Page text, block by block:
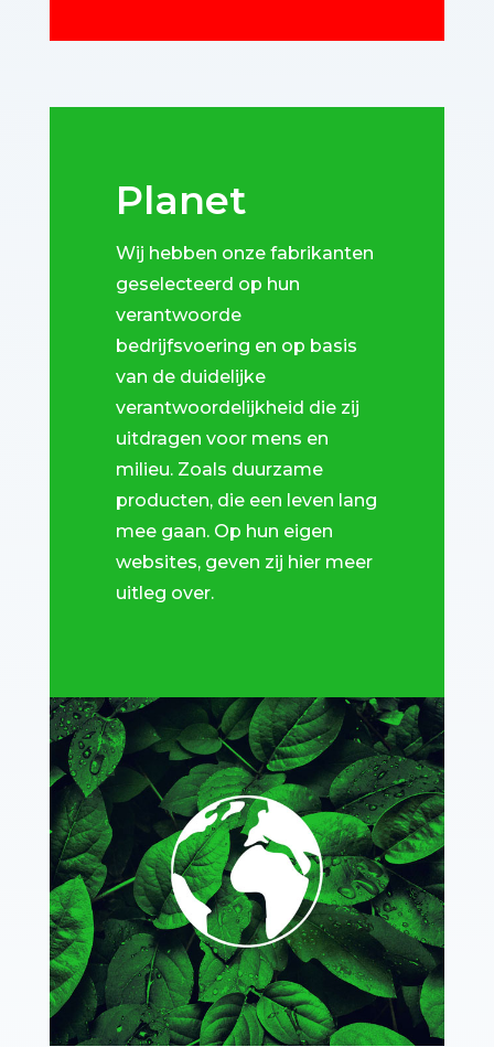
Planet
Wij hebben onze fabrikanten
geselecteerd op hun
verantwoorde
bedrijfsvoering en op basis
van de duidelijke
verantwoordelijkheid die zij
uitdragen voor mens en
milieu. Zoals duurzame
producten, die een leven lang
mee gaan. Op hun eigen
websites, geven zij hier meer
uitleg over.